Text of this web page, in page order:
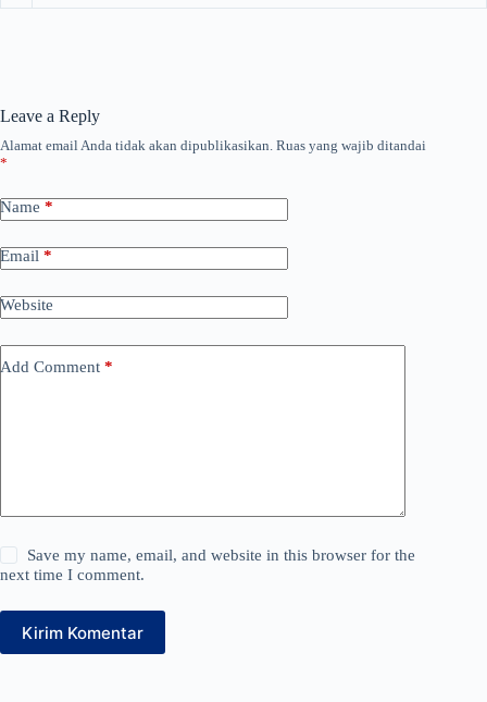
Leave a Reply
Alamat email Anda tidak akan dipublikasikan. Ruas yang wajib ditandai
*
Name *
Email *
Website
Add Comment *
Save my name, email, and website in this browser for the
next time I comment.
Kirim Komentar